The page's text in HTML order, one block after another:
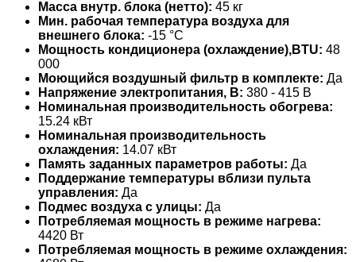
Масса внутр. блока (нетто): 45 кг
Мин. рабочая температура воздуха для
внешнего блока: -15 °С
Мощность кондиционера (охлаждение),BTU: 48
000
Моющийся воздушный фильтр в комплекте: Да
Напряжение электропитания, В: 380 - 415 В
Номинальная производительность обогрева:
15.24 кВт
Номинальная производительность
охлаждения: 14.07 кВт
Память заданных параметров работы: Да
Поддержание температуры вблизи пульта
управления: Да
Подмес воздуха с улицы: Да
Потребляемая мощность в режиме нагрева:
4420 Вт
Потребляемая мощность в режиме охлаждения: